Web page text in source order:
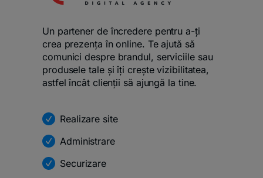
Un partener de încredere pentru a-ți
crea prezența în online. Te ajută să
comunici despre brandul, serviciile sau
produsele tale și îți crește vizibilitatea,
astfel încât clienții să ajungă la tine.
Realizare site
Administrare
Securizare